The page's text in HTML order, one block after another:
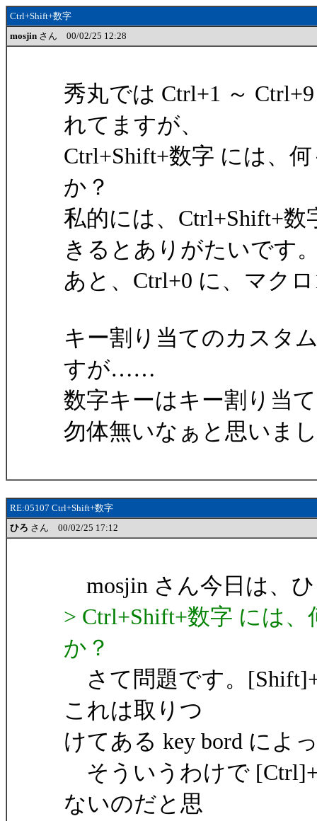
Ctrl+Shift+数字
mosjin さん 00/02/25 12:28
秀丸では Ctrl+1 ～
れてますが、
Ctrl+Shift+数字 には、
か？
私的には、Ctrl+Shift+
きるとありがたいです
あと、Ctrl+0 に、マク
キー割り当てのカスタ
すが……
数字キーはキー割り当
勿体無いなぁと思いま
RE:05107 Ctrl+Shift+数字
ひろ さん 00/02/25 17:12
mosjin さん今日は、
> Ctrl+Shift+数字 には
か？
さて問題です。
これは取りつ
けてある key bord によ
そういうわけで
ないのだと思